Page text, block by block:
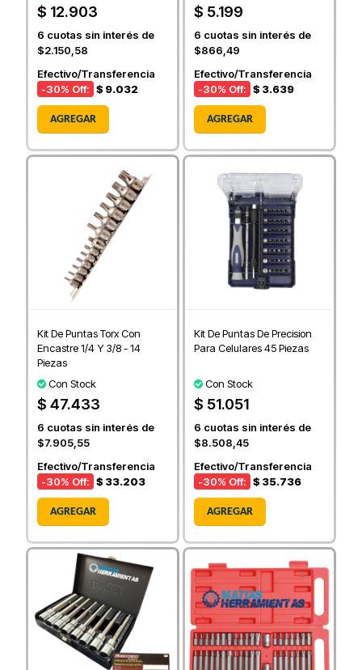
$ 12.903
6 cuotas sin interés de
$2.150,58
Efectivo/Transferencia
-30% Off: $ 9.032
AGREGAR
$ 5.199
6 cuotas sin interés de
$866,49
Efectivo/Transferencia
-30% Off: $ 3.639
AGREGAR
Kit De Puntas Torx Con
Encastre 1/4 Y 3/8 - 14
Piezas
Con Stock
$ 47.433
6 cuotas sin interés de
$7.905,55
Efectivo/Transferencia
-30% Off: $ 33.203
AGREGAR
Kit De Puntas De Precision
Para Celulares 45 Piezas
Con Stock
$ 51.051
6 cuotas sin interés de
$8.508,45
Efectivo/Transferencia
-30% Off: $ 35.736
AGREGAR